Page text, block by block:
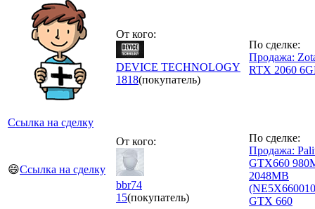
Ссылка на сделку
От кого:
DEVICE TECHNOLOGY
1818(покупатель)
По сделке:
Продажа:
RTX 2060
😄Ссылка на сделку
От кого:
bbr74
15(покупатель)
По сделке:
Продажа:
GTX660
2048MB
GTX 660